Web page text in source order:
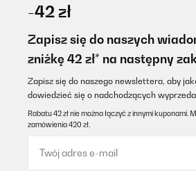
soucis c est le montage qui est quand
Utilisateur d'Amazon
Tłumacz
So im ganzen bin ich zufrieden, das
-42 zł
Zapisz się do naszych
zniżkę 42 zł* na następny
Zapisz się do naszego newslettera, aby
dowiedzieć się o nadchodzących
Rabatu 42 zł nie można łączyć z innymi kuponami.
zamówienia 420 zł.